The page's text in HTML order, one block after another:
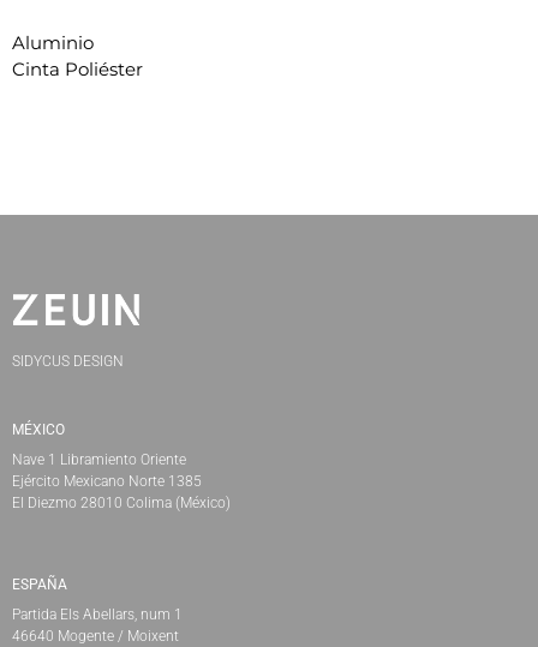
Aluminio
Cinta Poliéster
SIDYCUS DESIGN
MÉXICO
Nave 1 Libramiento Oriente
Ejército Mexicano Norte 1385
El Diezmo 28010 Colima (México)
ESPAÑA
Partida Els Abellars, num 1
46640 Mogente / Moixent